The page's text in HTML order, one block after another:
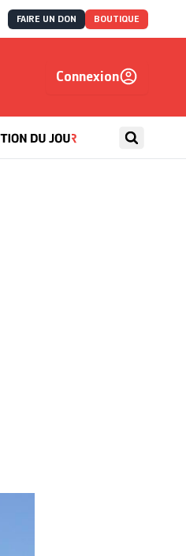
FAIRE UN DON BOUTIQUE
Connexion